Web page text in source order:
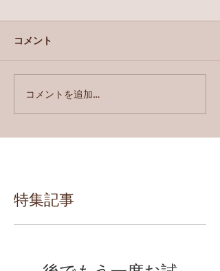
コメント
コメントを追加…
特集記事